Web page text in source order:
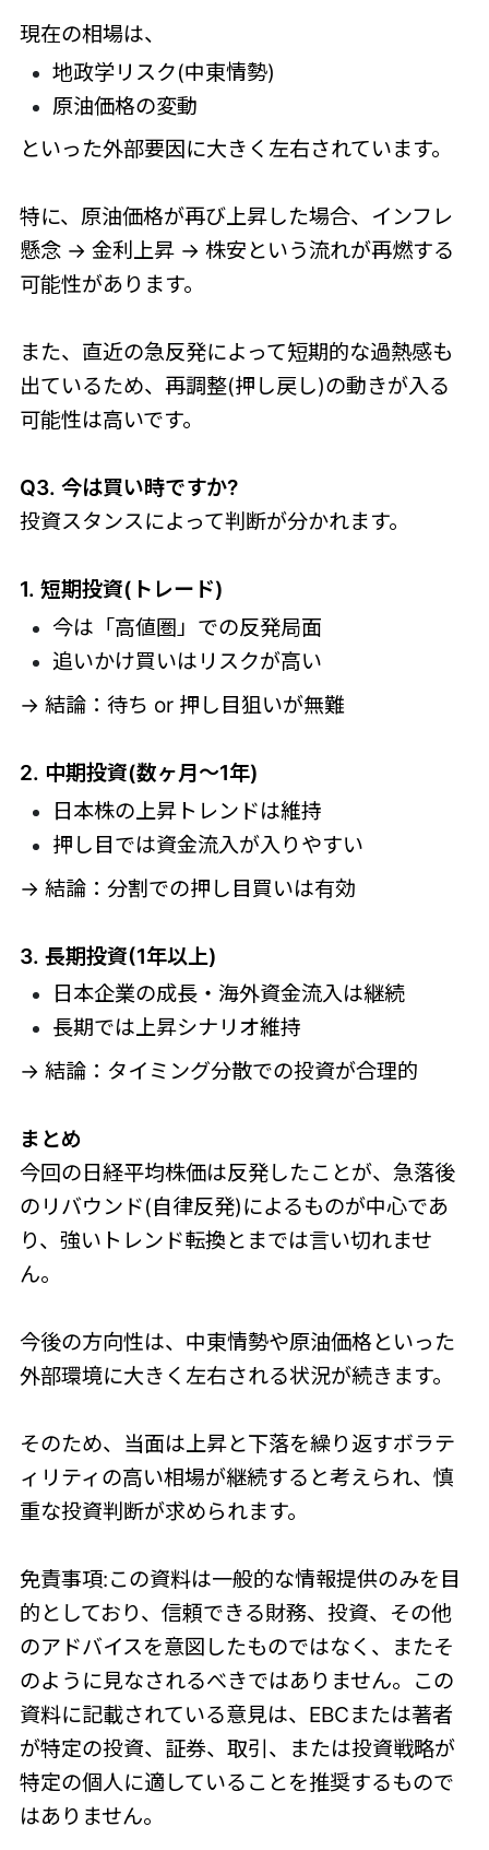
現在の相場は、
地政学リスク(中東情勢)
原油価格の変動
といった外部要因に大きく左右されています。
特に、原油価格が再び上昇した場合、インフレ
懸念 → 金利上昇 → 株安という流れが再燃する
可能性があります。
また、直近の急反発によって短期的な過熱感も
出ているため、再調整(押し戻し)の動きが入る
可能性は高いです。
Q3. 今は買い時ですか?
投資スタンスによって判断が分かれます。
1. 短期投資(トレード)
今は「高値圏」での反発局面
追いかけ買いはリスクが高い
→ 結論：待ち or 押し目狙いが無難
2. 中期投資(数ヶ月〜1年)
日本株の上昇トレンドは維持
押し目では資金流入が入りやすい
→ 結論：分割での押し目買いは有効
3. 長期投資(1年以上)
日本企業の成長・海外資金流入は継続
長期では上昇シナリオ維持
→ 結論：タイミング分散での投資が合理的
まとめ
今回の日経平均株価は反発したことが、急落後
のリバウンド(自律反発)によるものが中心であ
り、強いトレンド転換とまでは言い切れませ
ん。
今後の方向性は、中東情勢や原油価格といった
外部環境に大きく左右される状況が続きます。
そのため、当面は上昇と下落を繰り返すボラテ
ィリティの高い相場が継続すると考えられ、慎
重な投資判断が求められます。
免責事項:この資料は一般的な情報提供のみを目
的としており、信頼できる財務、投資、その他
のアドバイスを意図したものではなく、またそ
のように見なされるべきではありません。この
資料に記載されている意見は、EBCまたは著者
が特定の投資、証券、取引、または投資戦略が
特定の個人に適していることを推奨するもので
はありません。